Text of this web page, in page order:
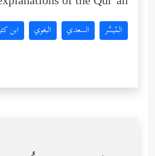
المُيسَّر السعدي البغوي ابن